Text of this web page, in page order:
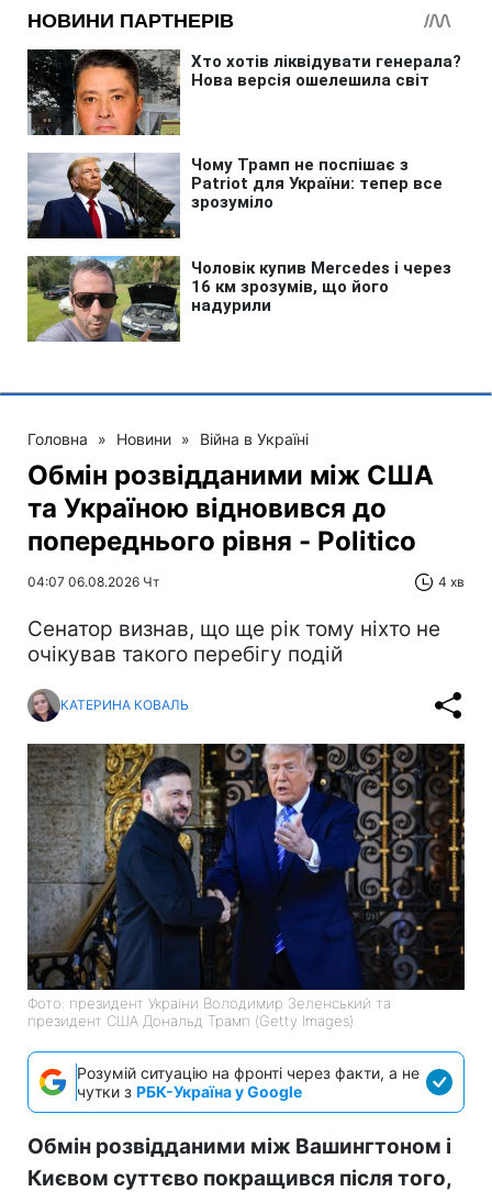
Головна » Новини » Війна в Україні
Обмін розвідданими між США
та Україною відновився до
попереднього рівня - Politico
04:07 06.08.2026 Чт 4 хв
Сенатор визнав, що ще рік тому ніхто не
очікував такого перебігу подій
КАТЕРИНА КОВАЛЬ
Фото: президент України Володимир Зеленський та
президент США Дональд Трамп (Getty Images)
Розумій ситуацію на фронті через факти, а не
чутки з РБК-Україна у Google
Обмін розвідданими між Вашингтоном і
Києвом суттєво покращився після того,